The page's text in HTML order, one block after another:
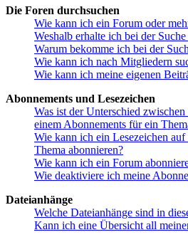
Die Foren durchsuchen
Wie kann ich ein Forum oder
Weshalb erhalte ich bei der
Warum bekomme ich bei der
Wie kann ich nach Mitgliedern
Wie kann ich meine eigenen
Abonnements und Lesezeichen
Was ist der Unterschied
einem Abonnements für ein
Wie kann ich ein Lesezeichen
Thema abonnieren?
Wie kann ich ein Forum
Wie deaktiviere ich meine
Dateianhänge
Welche Dateianhänge sind in
Kann ich eine Übersicht all